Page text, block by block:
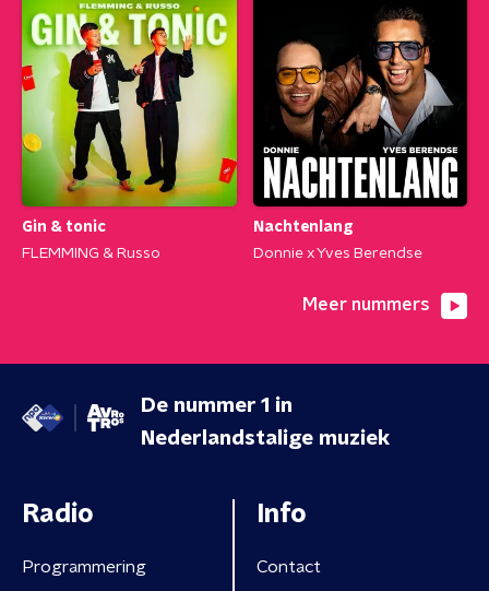
Gin & tonic
FLEMMING & Russo
Nachtenlang
Donnie x Yves Berendse
Meer nummers
De nummer 1 in
Nederlandstalige muziek
Radio
Programmering
Info
Contact